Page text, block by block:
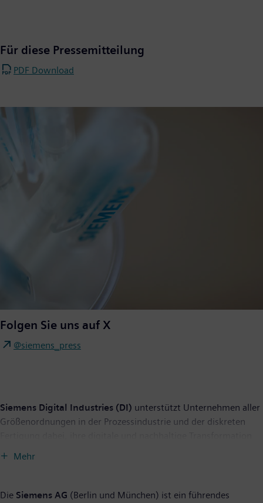
Für diese Pressemitteilung
PDF Download
Folgen Sie uns auf X
@siemens_press
Siemens Digital Industries (DI) unterstützt Unternehmen aller
Größenordnungen in der Prozessindustrie und der diskreten
über die gesamte Wertschöpfungskette hinweg zu
Realisierung und Optimierung von Produkten und Produktion.
Mehr
Die Siemens AG (Berlin und München) ist ein führendes